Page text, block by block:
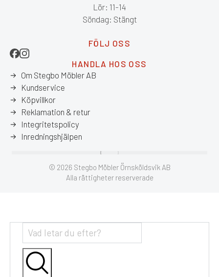
Lör: 11-14
Söndag: Stängt
FÖLJ OSS
HANDLA HOS OSS
Om Stegbo Möbler AB
Kundservice
Köpvillkor
Reklamation & retur
Integritetspolicy
Inredningshjälpen
© 2026 Stegbo Möbler Örnsköldsvik AB
Alla rättigheter reserverade